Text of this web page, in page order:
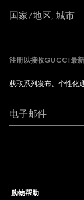
国家/地区, 城市
注册以接收GUCCI最
获取系列发布、个性化
电子邮件
购物帮助